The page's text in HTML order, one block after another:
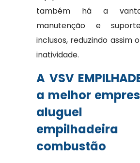
também há a
manutenção e
inclusos, reduzindo assim
inatividade.
A VSV
a melhor
combustão